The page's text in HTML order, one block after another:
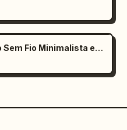
Anúncio de Fone de Ouvido Sem Fio Minimalista e Elegante